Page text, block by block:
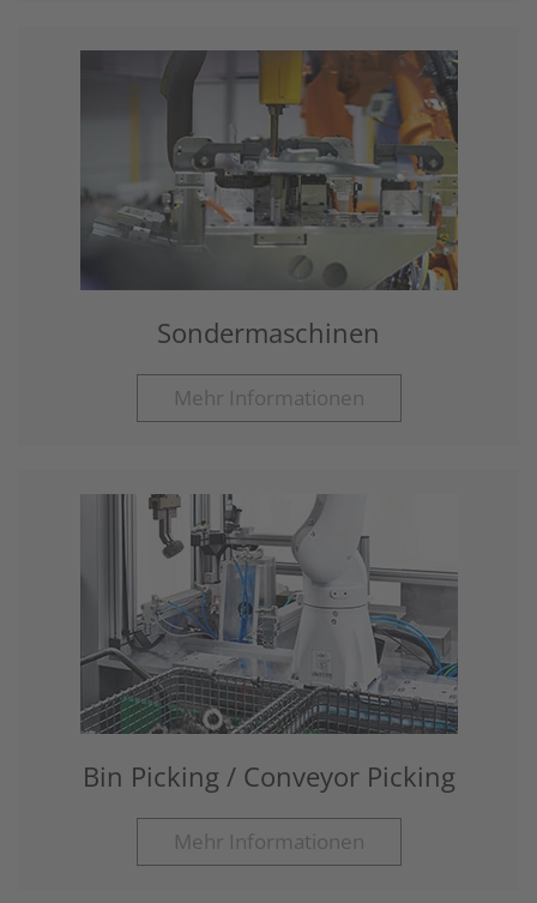
Sondermaschinen
Mehr Informationen
Bin Picking / Conveyor Picking
Mehr Informationen